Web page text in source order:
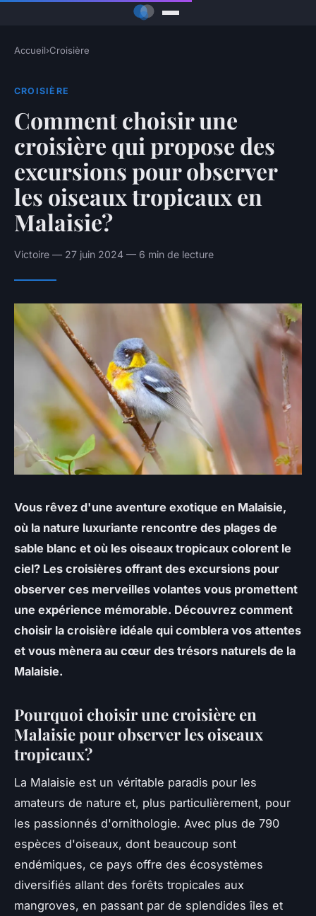
Accueil›Croisière
CROISIÈRE
Comment choisir une
croisière qui propose des
excursions pour observer
les oiseaux tropicaux en
Malaisie?
Victoire — 27 juin 2024 — 6 min de lecture
Vous rêvez d'une aventure exotique en Malaisie,
où la nature luxuriante rencontre des plages de
sable blanc et où les oiseaux tropicaux colorent le
ciel? Les croisières offrant des excursions pour
observer ces merveilles volantes vous promettent
une expérience mémorable. Découvrez comment
choisir la croisière idéale qui comblera vos attentes
et vous mènera au cœur des trésors naturels de la
Malaisie.
Pourquoi choisir une croisière en
Malaisie pour observer les oiseaux
tropicaux?
La Malaisie est un véritable paradis pour les
amateurs de nature et, plus particulièrement, pour
les passionnés d'ornithologie. Avec plus de 790
espèces d'oiseaux, dont beaucoup sont
endémiques, ce pays offre des écosystèmes
diversifiés allant des forêts tropicales aux
mangroves, en passant par de splendides îles et